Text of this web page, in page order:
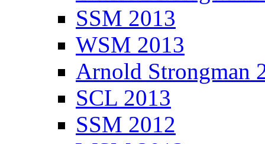
SSM 2013
WSM 2013
Arnold Strongman
SCL 2013
SSM 2012